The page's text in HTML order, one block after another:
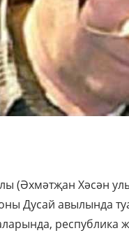
(Әхмәтҗан Хәсән
Дусай авылында
республика